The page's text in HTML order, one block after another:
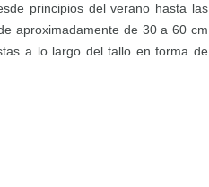
principios del verano hasta las
aproximadamente de 30 a 60 cm
a lo largo del tallo en forma de